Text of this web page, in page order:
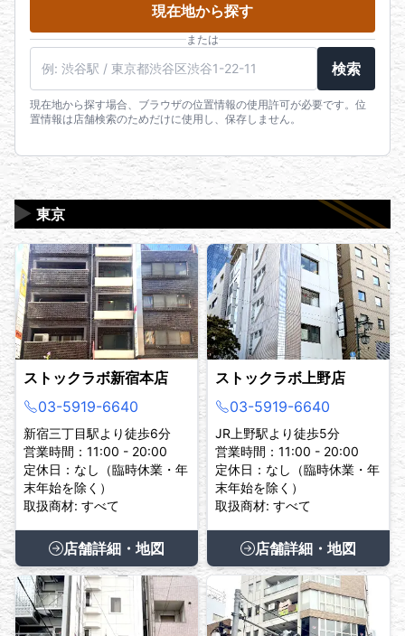
現在地から探す
または
検索
現在地から探す場合、ブラウザの位置情報の使用許可が必要です。位
置情報は店舗検索のためだけに使用し、保存しません。
東京
▶
ストックラボ新宿本店
03-5919-6640
新宿三丁目駅より徒歩6分
営業時間：11:00 - 20:00
定休日：なし（臨時休業・年
末年始を除く）
取扱商材: すべて
店舗詳細・地図
ストックラボ上野店
03-5919-6640
JR上野駅より徒歩5分
営業時間：11:00 - 20:00
定休日：なし（臨時休業・年
末年始を除く）
取扱商材: すべて
店舗詳細・地図